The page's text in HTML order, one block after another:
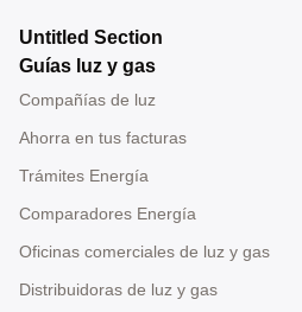
Untitled Section
Guías luz y gas
Compañías de luz
Ahorra en tus facturas
Trámites Energía
Comparadores Energía
Oficinas comerciales de luz y gas
Distribuidoras de luz y gas